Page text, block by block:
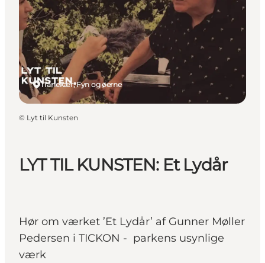
Planlægning
LYT TIL KUNSTEN: Et Lydår
Hør om værket ’Et Lydår’ af Gunner Møller
Pedersen i TICKON - parkens usynlige
værk
Tranekær, Fyn og øerne
© Lyt til Kunsten